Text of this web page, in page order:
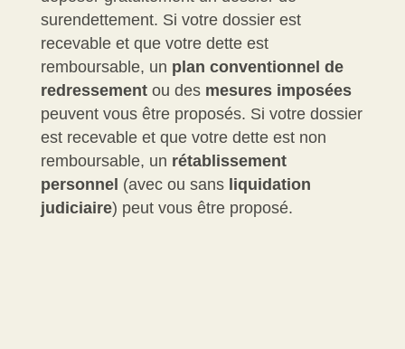
surendettement. Si votre dossier est
recevable et que votre dette est
remboursable, un plan conventionnel de
redressement ou des mesures imposées
peuvent vous être proposés. Si votre dossier
est recevable et que votre dette est non
remboursable, un rétablissement
personnel (avec ou sans liquidation
judiciaire) peut vous être proposé.